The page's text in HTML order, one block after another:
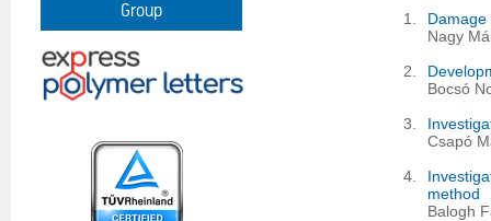
Group
1.
Nagy
2.
Bocsó
3.
Csapó
4.
method
Balogh